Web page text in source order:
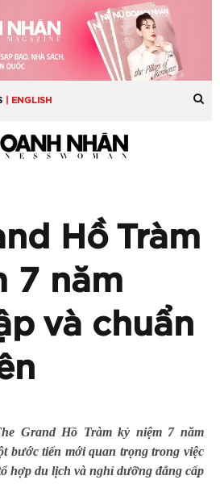
| ENGLISH
Hồ Tràm
7 năm
và chuẩn
Grand Hồ Tràm kỷ niệm 7 năm
bước tiến mới quan trọng trong việc
hợp du lịch và nghỉ dưỡng đẳng cấp